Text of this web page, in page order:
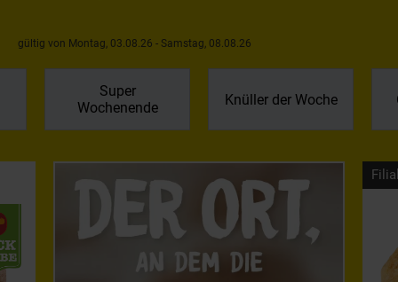
gültig von Montag, 03.08.26 - Samstag, 08.08.26
Super
Wochenende
Knüller der Woche